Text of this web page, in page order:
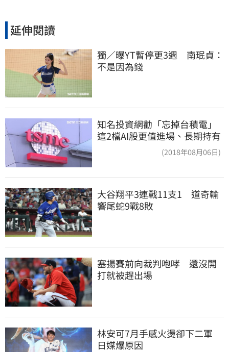
延伸閱讀
獨／曝YT暫停更3週　南珉貞：
不是因為錢
知名投資網勸「忘掉台積電」
這2檔AI股更值進場、長期持有
(2018年08月06日)
大谷翔平3連戰11支1　道奇輸
響尾蛇9戰8敗
塞揚賽前向裁判咆哮　還沒開
打就被趕出場
林安可7月手感火燙卻下二軍
日媒爆原因